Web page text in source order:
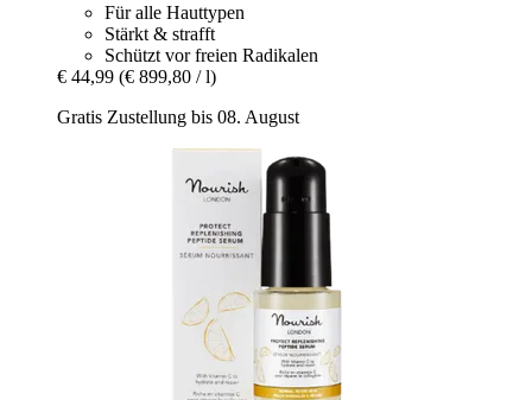
Für alle Hauttypen
Stärkt & strafft
Schützt vor freien Radikalen
€ 44,99 (€ 899,80 / l)
Gratis Zustellung bis 08. August